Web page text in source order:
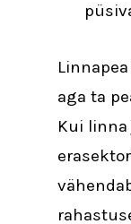
aga ta
Kui